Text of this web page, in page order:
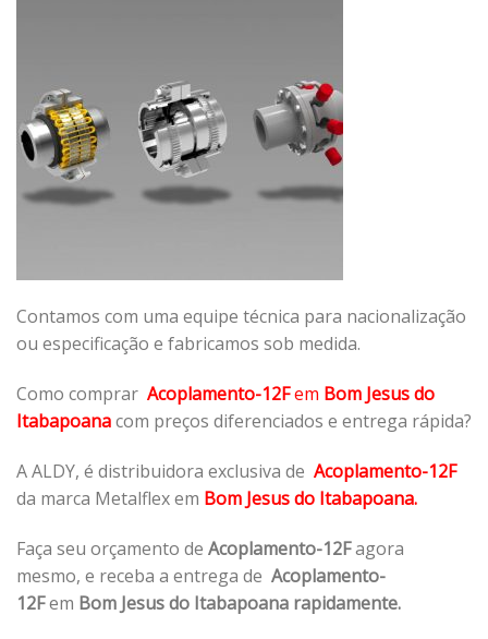
Contamos com uma equipe técnica para nacionalização
ou especificação e fabricamos sob medida.
Como comprar Acoplamento-12Fem Bom Jesus do
Itabapoanacom preços diferenciados e entrega rápida?
A ALDY, é distribuidora exclusiva de Acoplamento-12F
da marca Metalflex em Bom Jesus do Itabapoana.
Faça seu orçamento de Acoplamento-12Fagora
mesmo, e receba a entrega de Acoplamento-
12Fem Bom Jesus do Itabapoana rapidamente.